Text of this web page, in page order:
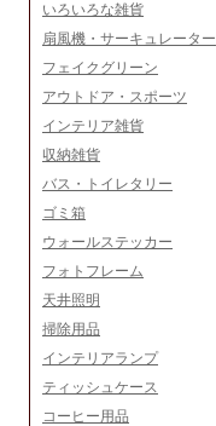
いろいろな雑貨
扇風機・サーキュレーター
フェイクグリーン
アウトドア・スポーツ
インテリア雑貨
収納雑貨
バス・トイレタリー
ゴミ箱
ウォールステッカー
フォトフレーム
天井照明
掃除用品
インテリアランプ
ティッシュケース
コーヒー用品